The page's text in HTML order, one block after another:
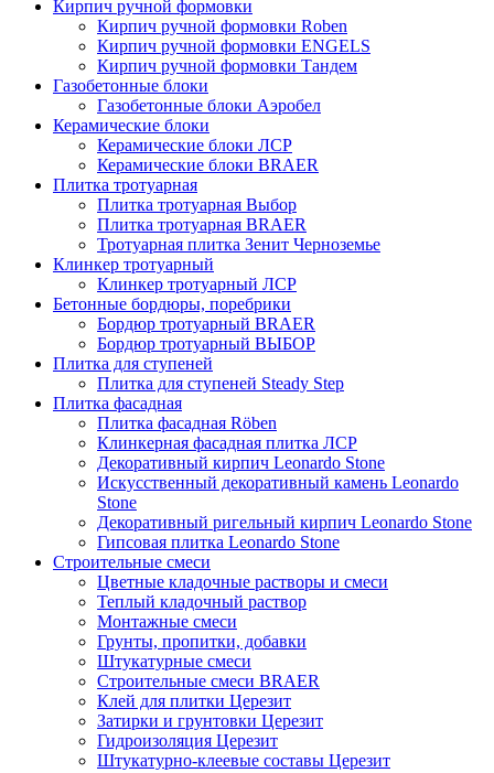
Кирпич ручной формовки
Кирпич ручной формовки Roben
Кирпич ручной формовки ENGELS
Кирпич ручной формовки Тандем
Газобетонные блоки
Газобетонные блоки Аэробел
Керамические блоки
Керамические блоки ЛСР
Керамические блоки BRAER
Плитка тротуарная
Плитка тротуарная Выбор
Плитка тротуарная BRAER
Тротуарная плитка Зенит Черноземье
Клинкер тротуарный
Клинкер тротуарный ЛСР
Бетонные бордюры, поребрики
Бордюр тротуарный BRAER
Бордюр тротуарный ВЫБОР
Плитка для ступеней
Плитка для ступеней Steady Step
Плитка фасадная
Плитка фасадная Röben
Клинкерная фасадная плитка ЛСР
Декоративный кирпич Leonardo Stone
Искусственный декоративный камень Leonardo
Stone
Декоративный ригельный кирпич Leonardo Stone
Гипсовая плитка Leonardo Stone
Строительные смеси
Цветные кладочные растворы и смеси
Теплый кладочный раствор
Монтажные смеси
Грунты, пропитки, добавки
Штукатурные смеси
Строительные смеси BRAER
Клей для плитки Церезит
Затирки и грунтовки Церезит
Гидроизоляция Церезит
Штукатурно-клеевые составы Церезит